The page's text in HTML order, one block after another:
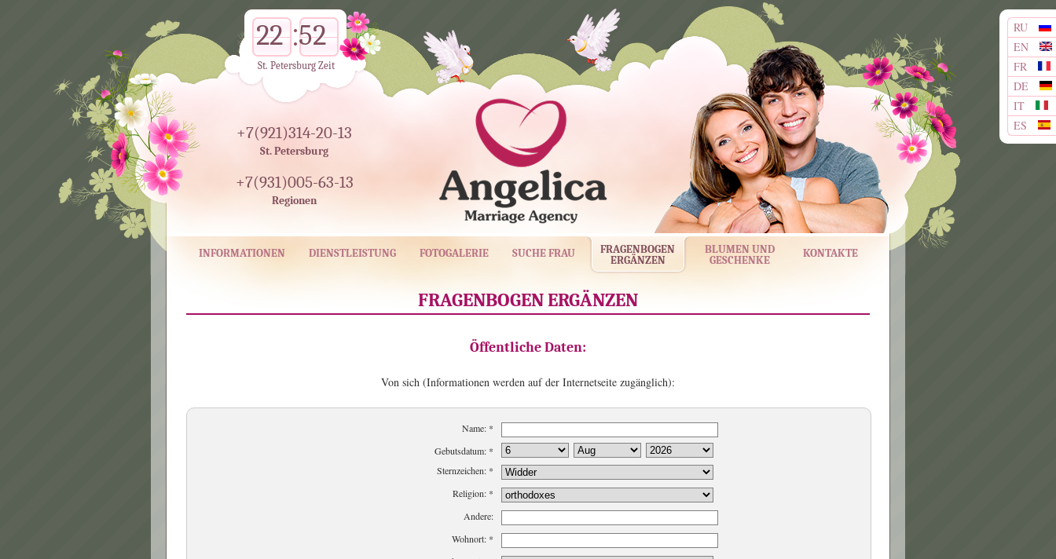
RU
EN
FR
DE
IT
ES
+7(921)314-20-13
St. Petersburg
+7(931)005-63-13
Regionen
22 52
St. Petersburg Zeit
INFORMATIONEN DIENSTLEISTUNG FOTOGALERIE SUCHE FRAU
FRAGENBOGEN
ERGÄNZEN
BLUMEN UND
GESCHENKE
KONTAKTE
FRAGENBOGEN ERGÄNZEN
Öffentliche Daten:
Von sich (Informationen werden auf der Internetseite zugänglich):
Name: *
Gebutsdatum: *
Sternzeichen: *
Religion: *
Andere:
Wohnort: *